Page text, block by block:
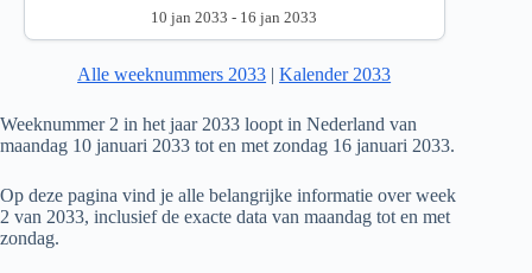
10 jan 2033 - 16 jan 2033
Alle weeknummers 2033 |Kalender 2033
Weeknummer 2 in het jaar 2033 loopt in Nederland van
maandag 10 januari 2033 tot en met zondag 16 januari 2033.
Op deze pagina vind je alle belangrijke informatie over week
2 van 2033, inclusief de exacte data van maandag tot en met
zondag.